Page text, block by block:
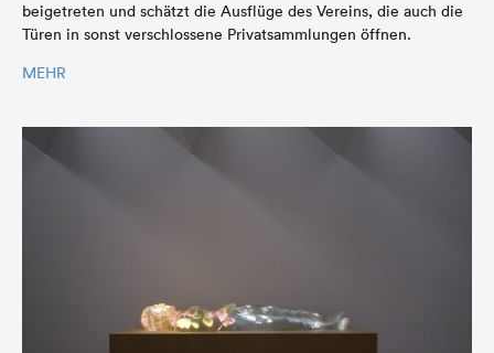
beigetreten und schätzt die Ausflüge des Vereins, die auch die
Türen in sonst verschlossene Privatsammlungen öffnen.
MEHR